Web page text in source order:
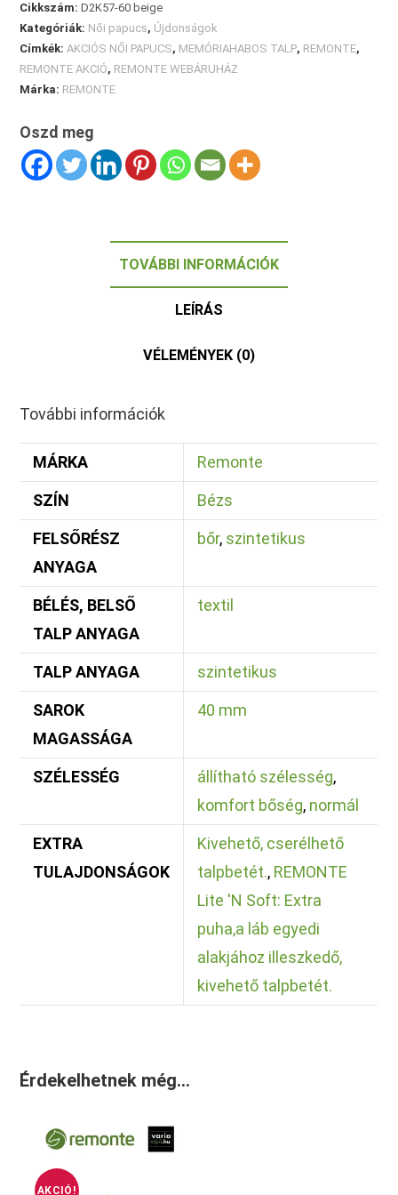
Cikkszám:D2K57-60 beige
Kategóriák: Női papucs, Újdonságok
Címkék:AKCIÓS NŐI PAPUCS, MEMÓRIAHABOS TALP, REMONTE,
REMONTE AKCIÓ, REMONTE WEBÁRUHÁZ
Márka: REMONTE
Oszd meg
TOVÁBBI INFORMÁCIÓK
LEÍRÁS
VÉLEMÉNYEK (0)
További információk
MÁRKA Remonte
SZÍN Bézs
FELSŐRÉSZ
ANYAGA
bőr, szintetikus
BÉLÉS, BELSŐ
TALP ANYAGA
textil
TALP ANYAGA szintetikus
SAROK
MAGASSÁGA
40 mm
SZÉLESSÉG állítható szélesség,
komfort bőség, normál
EXTRA
TULAJDONSÁGOK
Kivehető, cserélhető
talpbetét., REMONTE
Lite 'N Soft: Extra
puha,a láb egyedi
alakjához illeszkedő,
kivehető talpbetét.
Érdekelhetnek még…
AKCIÓ!